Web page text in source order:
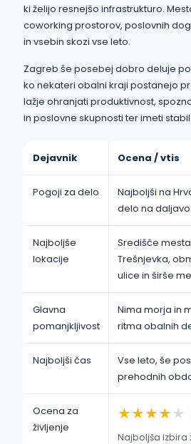
ki želijo resnejšo infrastrukturo.
coworking prostorov, poslovnih
in vsebin skozi vse leto.
Zagreb še posebej dobro deluje
ko nekateri obalni kraji postanejo
lažje ohranjati produktivnost,
in poslovne skupnosti ter imeti
Dejavnik Ocena / vtis
Pogoji za delo
Najboljši na
delo na daljavo.
Najboljše
lokacije
Središče
Trešnjevka,
ulice in širše
Glavna
pomanjkljivost
Nima morja in
ritma obalnih
Najboljši čas
Vse leto, še
prehodnih
Ocena za
življenje
★★★★★
Najboljša izbira